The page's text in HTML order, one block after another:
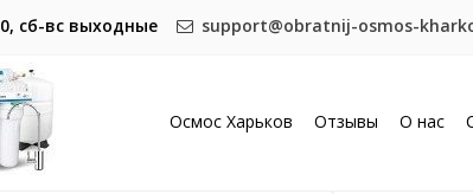
сб-вс выходные support@obratnij-osmos-
Осмос Харьков Отзывы О нас